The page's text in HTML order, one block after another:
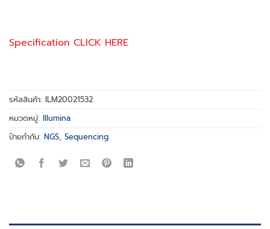
Specification CLICK HERE
รหัสสินค้า: ILM20021532
หมวดหมู่: Illumina
ป้ายกำกับ: NGS, Sequencing